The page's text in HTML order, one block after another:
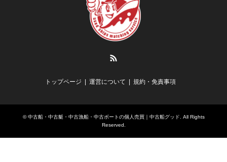
トップページ 運営について 規約・免責事項
©中古船・中古艇・中古漁船・中古ボートの個人売買｜中古船グッド . All Rights
Reserved.